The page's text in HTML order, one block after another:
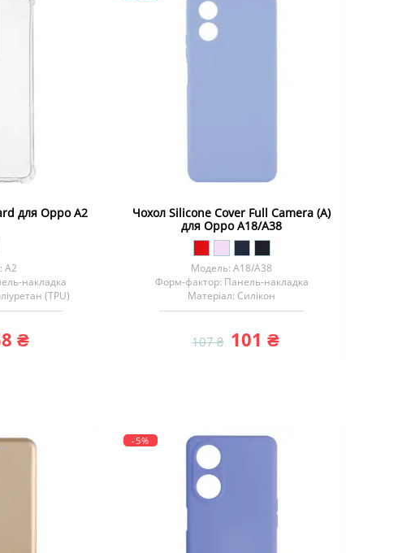
для Oppo A2
A2
накладка
(TPU)
₴
Чохол Silicone Cover Full Camera (A)
для Oppo A18/A38
Модель: A18/A38
Форм-фактор: Панель-накладка
Матеріал: Силікон
107 ₴ 101 ₴
-5%